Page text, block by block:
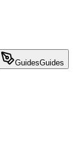
GuidesGuides